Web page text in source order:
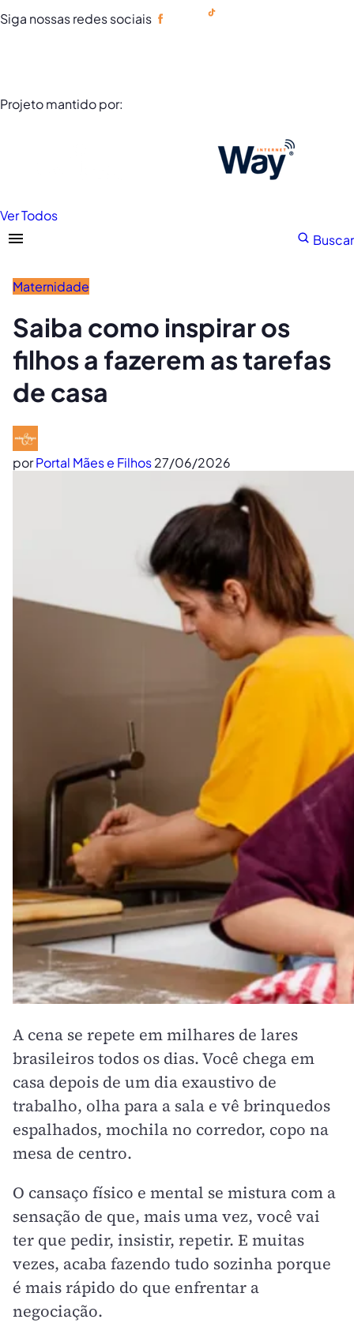
Siga nossas redes sociais
Projeto mantido por:
Ver Todos
Buscar
Maternidade
Saiba como inspirar os
filhos a fazerem as tarefas
de casa
porPortal Mães e Filhos27/06/2026
A cena se repete em milhares de lares
brasileiros todos os dias. Você chega em
casa depois de um dia exaustivo de
trabalho, olha para a sala e vê brinquedos
espalhados, mochila no corredor, copo na
mesa de centro.
O cansaço físico e mental se mistura com a
sensação de que, mais uma vez, você vai
ter que pedir, insistir, repetir. E muitas
vezes, acaba fazendo tudo sozinha porque
é mais rápido do que enfrentar a
negociação.